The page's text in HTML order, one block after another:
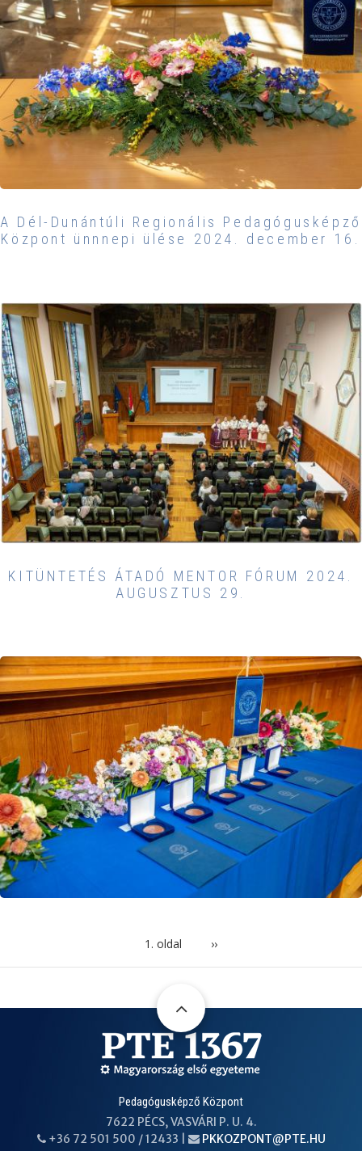
A Dél-Dunántúli Regionális Pedagógusképző
Központ ünnnepi ülése 2024. december 16.
KITÜNTETÉS ÁTADÓ MENTOR FÓRUM 2024.
AUGUSZTUS 29.
1. oldal Következő
››
Pedagógusképző Központ
7622 PÉCS, VASVÁRI P. U. 4.
PHONE
+36 72 501 500 / 12433 | EMAIL
PKKOZPONT@PTE.HU